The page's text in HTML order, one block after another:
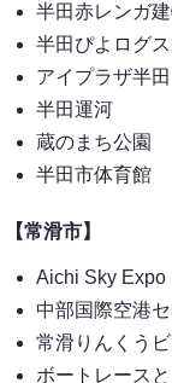
半田赤レンガ
半田ぴよログ
アイプラザ半田
半田運河
蔵のまち公園
半田市体育館
【常滑市】
Aichi Sky Expo
中部国際空港
常滑りんくう
ボートレース